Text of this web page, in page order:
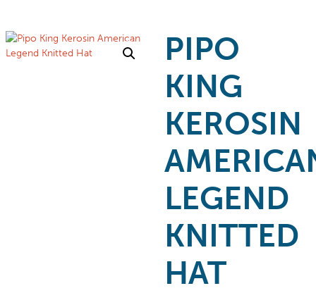
PIPO
KING
KEROSIN
LEGEND
KNITTED
HAT